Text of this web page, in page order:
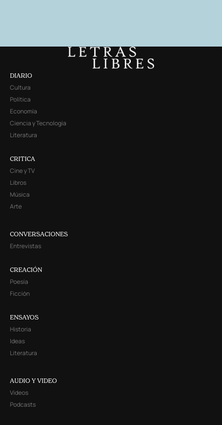
DIARIO
Cultura
Política
Economía
Ciencia y Tecnología
Literatura
CRITICA
Cine y TV
Libros
Música
Arte
CONVERSACIONES
Entrevistas
CREACIÓN
Poesía
Ficción
ENSAYOS
Historia
Ideas
Literatura
AUDIO Y VIDEO
Videos
Podcasts